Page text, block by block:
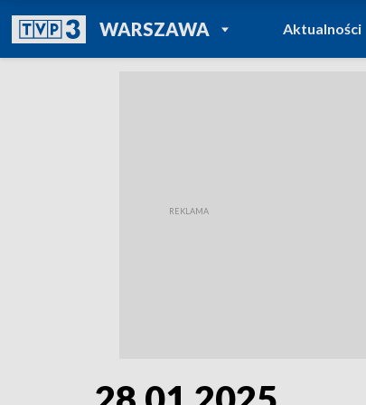
WARSZAWAPOWRÓT DO
TVP REGIONY
Aktualności